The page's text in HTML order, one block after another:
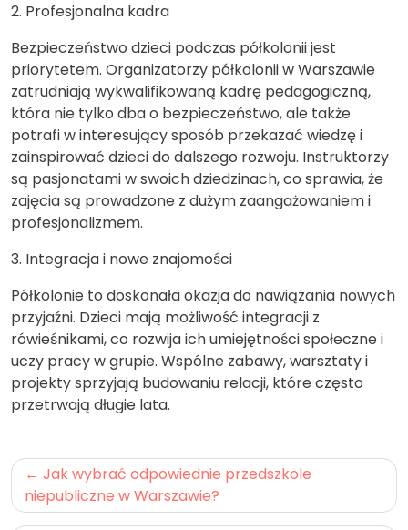
2. Profesjonalna kadra
Bezpieczeństwo dzieci podczas półkolonii jest
priorytetem. Organizatorzy półkolonii w Warszawie
zatrudniają wykwalifikowaną kadrę pedagogiczną,
która nie tylko dba o bezpieczeństwo, ale także
potrafi w interesujący sposób przekazać wiedzę i
zainspirować dzieci do dalszego rozwoju. Instruktorzy
są pasjonatami w swoich dziedzinach, co sprawia, że
zajęcia są prowadzone z dużym zaangażowaniem i
profesjonalizmem.
3. Integracja i nowe znajomości
Półkolonie to doskonała okazja do nawiązania nowych
przyjaźni. Dzieci mają możliwość integracji z
rówieśnikami, co rozwija ich umiejętności społeczne i
uczy pracy w grupie. Wspólne zabawy, warsztaty i
projekty sprzyjają budowaniu relacji, które często
przetrwają długie lata.
Nawigacja
wpisu
Jak wybrać odpowiednie przedszkole
niepubliczne w Warszawie?